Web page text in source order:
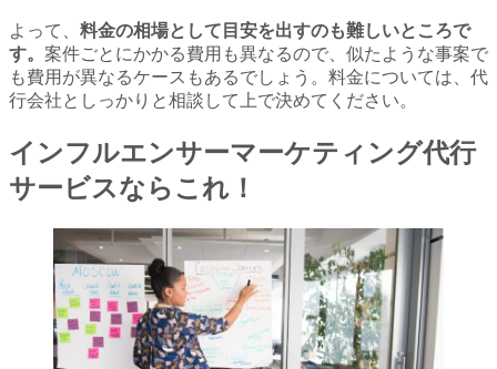
よって、 料金の相場として目安を出すのも難しいところで
す。 案件ごとにかかる費用も異なるので、似たような事案で
も費用が異なるケースもあるでしょう。料金については、代
行会社としっかりと相談して上で決めてください。
インフルエンサーマーケティング代行
サービスならこれ！